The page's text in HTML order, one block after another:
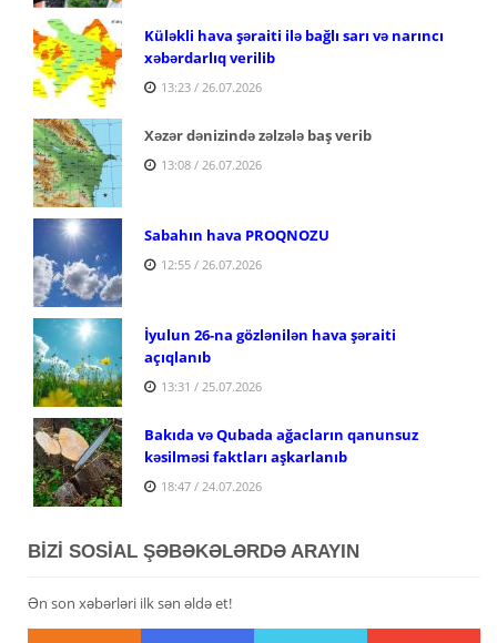
Küləkli hava şəraiti ilə bağlı sarı və narıncı
xəbərdarlıq verilib
13:23 / 26.07.2026
Xəzər dənizində zəlzələ baş verib
13:08 / 26.07.2026
Sabahın hava PROQNOZU
12:55 / 26.07.2026
İyulun 26-na gözlənilən hava şəraiti
açıqlanıb
13:31 / 25.07.2026
Bakıda və Qubada ağacların qanunsuz
kəsilməsi faktları aşkarlanıb
18:47 / 24.07.2026
BİZİ SOSİAL ŞƏBƏKƏLƏRDƏ ARAYIN
Ən son xəbərləri ilk sən əldə et!